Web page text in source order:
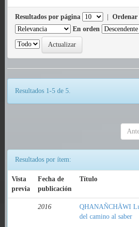
Resultados por página
En orden
Resultados 1-5 de 5.
Resultados por ítem:
Vista
previa
Fecha de
publicación
Título
2016
QHANAÑCHÄWI
del camino al saber